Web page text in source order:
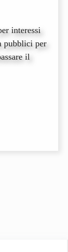
interessi
pubblici per
il